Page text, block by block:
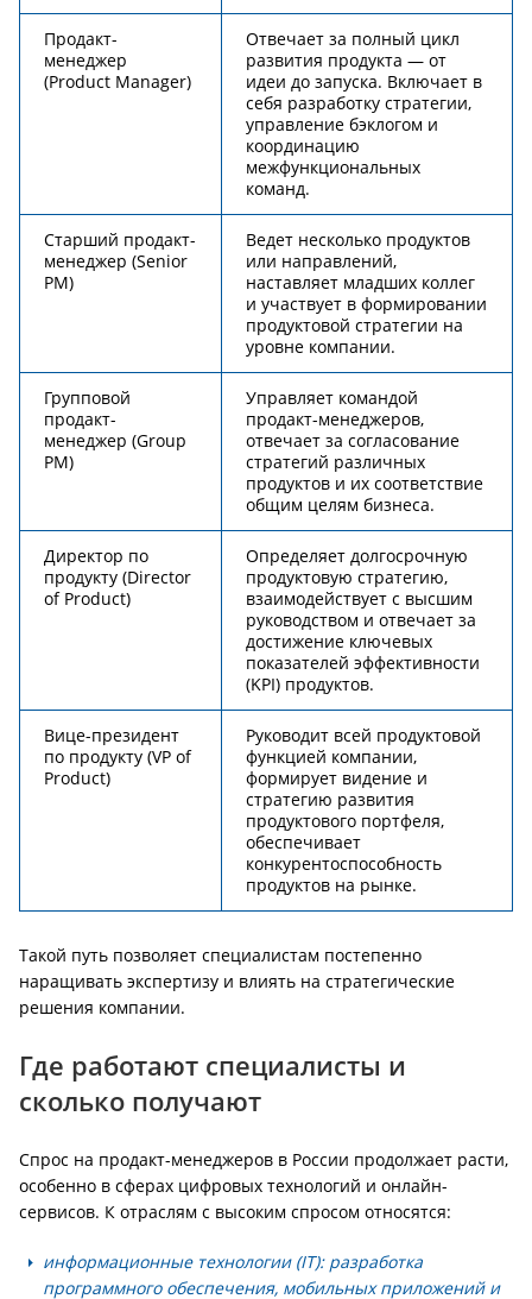
Продакт-
менеджер
(Product Manager)
Отвечает за полный цикл
развития продукта — от
идеи до запуска. Включает в
себя разработку стратегии,
управление бэклогом и
координацию
межфункциональных
команд.
Старший продакт-
менеджер (Senior
PM)
Ведет несколько продуктов
или направлений,
наставляет младших коллег
и участвует в формировании
продуктовой стратегии на
уровне компании.
Групповой
продакт-
менеджер (Group
PM)
Управляет командой
продакт-менеджеров,
отвечает за согласование
стратегий различных
продуктов и их соответствие
общим целям бизнеса.
Директор по
продукту (Director
of Product)
Определяет долгосрочную
продуктовую стратегию,
взаимодействует с высшим
руководством и отвечает за
достижение ключевых
показателей эффективности
(KPI) продуктов.
Вице-президент
по продукту (VP of
Product)
Руководит всей продуктовой
функцией компании,
формирует видение и
стратегию развития
продуктового портфеля,
обеспечивает
конкурентоспособность
продуктов на рынке.
Такой путь позволяет специалистам постепенно
наращивать экспертизу и влиять на стратегические
решения компании.
Где работают специалисты и
сколько получают
Спрос на продакт-менеджеров в России продолжает расти,
особенно в сферах цифровых технологий и онлайн-
сервисов. К отраслям с высоким спросом относятся:
информационные технологии (IT): разработка
программного обеспечения, мобильных приложений и